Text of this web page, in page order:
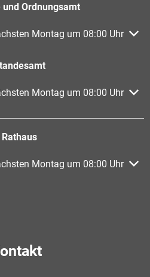
und Ordnungsamt
oder Schließzeiten
Montag um 08:00 Uhr
oder Schließzeiten
Montag um 08:00 Uhr
Rathaus
oder Schließzeiten
Montag um 08:00 Uhr